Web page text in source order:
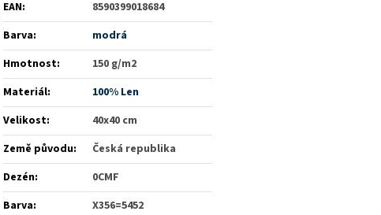
EAN:
8590399018684
Barva:
modrá
Hmotnost:
150 g/m2
Materiál:
100% Len
Velikost:
40x40 cm
Země původu:
Česká republika
Dezén:
0CMF
Barva: X356=5452